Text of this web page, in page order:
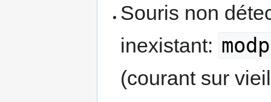
Souris non
inexistant:
(courant sur